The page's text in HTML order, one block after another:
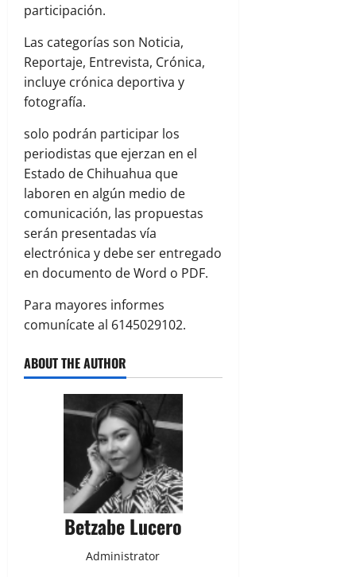
participación.
Las categorías son Noticia,
Reportaje, Entrevista, Crónica,
incluye crónica deportiva y
fotografía.
solo podrán participar los
periodistas que ejerzan en el
Estado de Chihuahua que
laboren en algún medio de
comunicación, las propuestas
serán presentadas vía
electrónica y debe ser entregado
en documento de Word o PDF.
Para mayores informes
comunícate al 6145029102.
ABOUT THE AUTHOR
Betzabe Lucero
Administrator